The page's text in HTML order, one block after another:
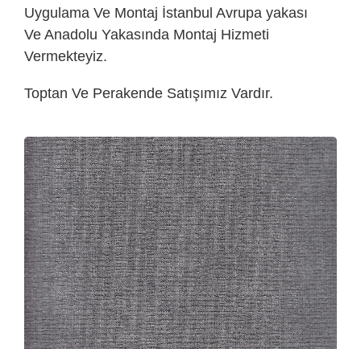
Uygulama Ve Montaj İstanbul Avrupa yakası
Ve Anadolu Yakasında Montaj Hizmeti
Vermekteyiz.
Toptan Ve Perakende Satışımız Vardır.